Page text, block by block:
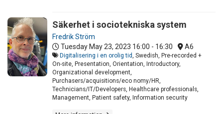
Säkerhet i sociotekniska system
Fredrik Ström
Tuesday May 23, 2023 16:00 - 16:30 A6
Digitalisering i en orolig tid , Swedish, Pre-recorded +
On-site, Presentation, Orientation, Introductory,
Organizational development,
Purchasers/acquisitions/eco nomy/HR,
Technicians/IT/Developers, Healthcare professionals,
Management, Patient safety, Information security